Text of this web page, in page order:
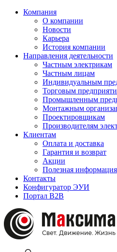
Компания
О компании
Новости
Карьера
История компании
Направления деятельности
Частным электрикам
Частным лицам
Индивидуальным
Торговым
Промышленным
Монтажным
Проектировщикам
Производителям
Клиентам
Оплата и доставка
Гарантия и возврат
Акции
Полезная информация
Контакты
Конфигуратор ЭУИ
Портал B2B